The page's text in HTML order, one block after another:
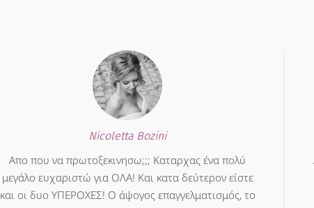
Nicoletta Bozini
Απο που να πρωτοξεκινησω;;; Καταρχας ένα πολύ
μεγάλο ευχαριστώ για ΟΛΑ! Και κατα δεύτερον είστε
και οι δυο ΥΠΕΡΟΧΕΣ! Ο άψογος επαγγελματισμός, το